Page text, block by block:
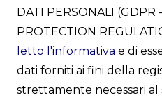
DATI PERSONALI (GDPR
PROTECTION
letto l'informativa e di
dati forniti ai fini della
strettamente necessari al